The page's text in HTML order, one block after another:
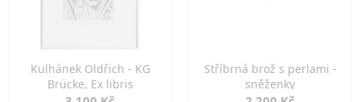
Kulhánek Oldřich - KG
Brücke, Ex libris
Stříbrná brož s perlami -
sněženky